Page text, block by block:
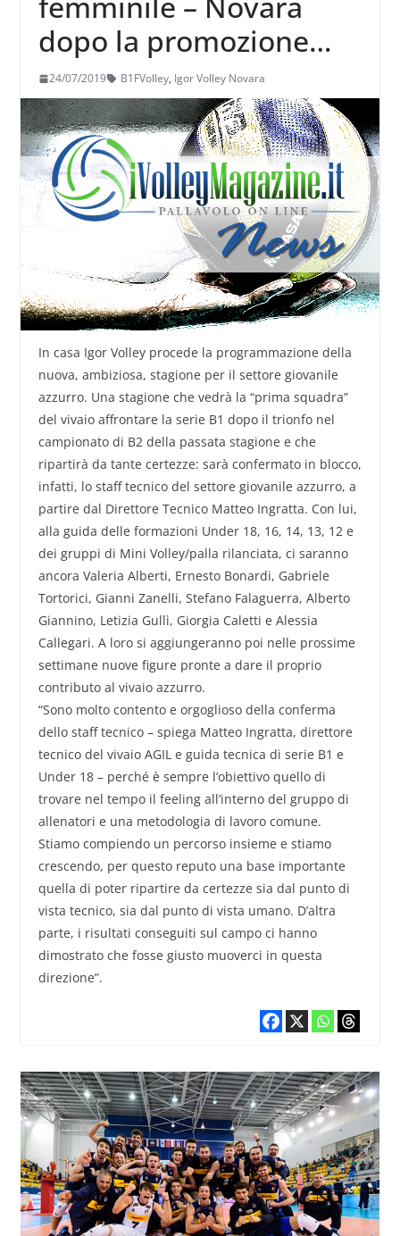
dopo la promozione
dalla B2 conferma in
blocco lo staff
24/07/2019 B1FVolley, Igor Volley Novara
In casa Igor Volley procede la programmazione della
nuova, ambiziosa, stagione per il settore giovanile
azzurro. Una stagione che vedrà la “prima squadra”
del vivaio affrontare la serie B1 dopo il trionfo nel
campionato di B2 della passata stagione e che
ripartirà da tante certezze: sarà confermato in blocco,
infatti, lo staff tecnico del settore giovanile azzurro, a
partire dal Direttore Tecnico Matteo Ingratta. Con lui,
alla guida delle formazioni Under 18, 16, 14, 13, 12 e
dei gruppi di Mini Volley/palla rilanciata, ci saranno
ancora Valeria Alberti, Ernesto Bonardi, Gabriele
Tortorici, Gianni Zanelli, Stefano Falaguerra, Alberto
Giannino, Letizia Gullì, Giorgia Caletti e Alessia
Callegari. A loro si aggiungeranno poi nelle prossime
settimane nuove figure pronte a dare il proprio
contributo al vivaio azzurro.
“Sono molto contento e orgoglioso della conferma
dello staff tecnico – spiega Matteo Ingratta, direttore
tecnico del vivaio AGIL e guida tecnica di serie B1 e
Under 18 – perché è sempre l’obiettivo quello di
trovare nel tempo il feeling all’interno del gruppo di
allenatori e una metodologia di lavoro comune.
Stiamo compiendo un percorso insieme e stiamo
crescendo, per questo reputo una base importante
quella di poter ripartire da certezze sia dal punto di
vista tecnico, sia dal punto di vista umano. D’altra
parte, i risultati conseguiti sul campo ci hanno
dimostrato che fosse giusto muoverci in questa
direzione”.